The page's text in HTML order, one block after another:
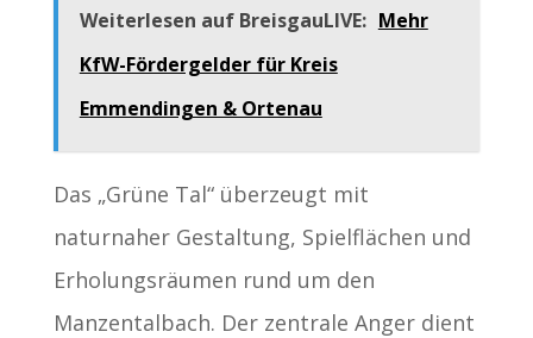
Weiterlesen auf BreisgauLIVE: Mehr
KfW-Fördergelder für Kreis
Emmendingen & Ortenau
Das „Grüne Tal“ überzeugt mit
naturnaher Gestaltung, Spielflächen und
Erholungsräumen rund um den
Manzentalbach. Der zentrale Anger dient